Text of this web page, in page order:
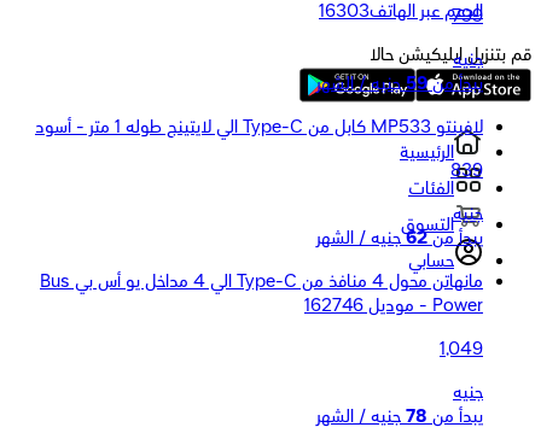
799
جنيه
يبدأ من 59 جنيه / الشهر
لافينتو MP533 كابل من Type-C الي لايتينج طوله 1 متر - أسود
839
جنيه
يبدأ من 62 جنيه / الشهر
مانهاتن محول 4 منافذ من Type-C الي 4 مداخل يو أس بي Bus
Power - موديل 162746
1,049
جنيه
يبدأ من 78 جنيه / الشهر
الدعم عبر الهاتف16303
قم بتنزيل ابليكيشن حالا
الرئيسية
الفئات
التسوق
حسابي